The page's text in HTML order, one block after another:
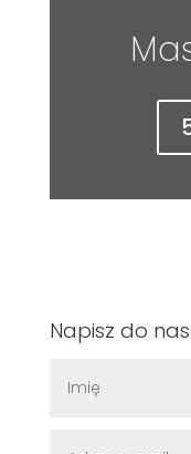
Napisz do nas